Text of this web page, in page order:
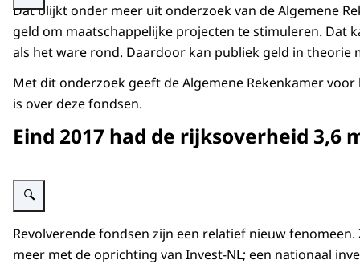
Dat blijkt onder meer uit onderzoek van de Algemene
geld om maatschappelijke projecten te stimuleren. Dat
als het ware rond. Daardoor kan publiek geld in theorie
Met dit onderzoek geeft de Algemene Rekenkamer
is over deze fondsen.
Eind 2017 had de rijksoverheid
Vergroot afbeelding Figuur 1 persbericht Zicht op revolverende fondsen
Revolverende fondsen zijn een relatief nieuw
meer met de oprichting van Invest-NL; een nationaal